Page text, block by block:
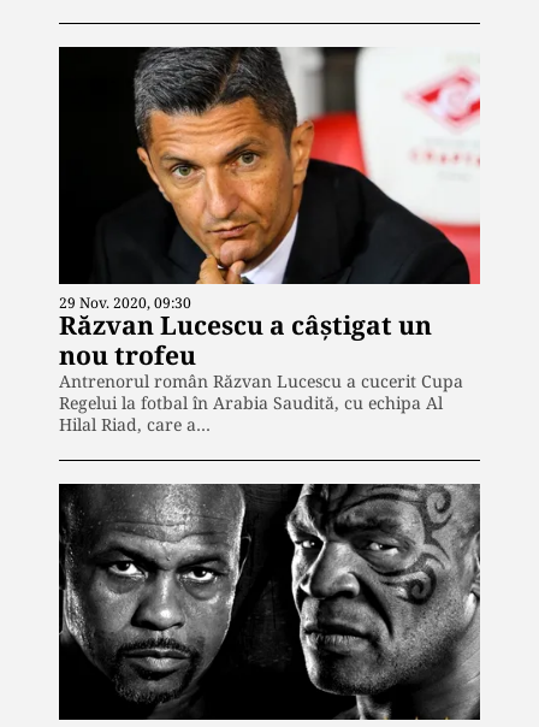
29 Nov. 2020, 09:30
Răzvan Lucescu a câștigat un
nou trofeu
Antrenorul român Răzvan Lucescu a cucerit Cupa
Regelui la fotbal în Arabia Saudită, cu echipa Al
Hilal Riad, care a…